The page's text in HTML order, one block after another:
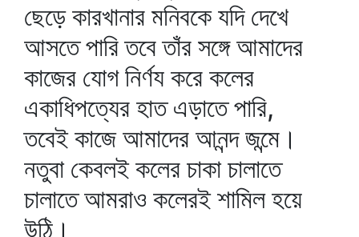
ছেড়ে কারখানার মনিবকে যদি দেখে
আসতে পারি তবে তাঁর সঙ্গে আমাদের
কাজের যোগ নির্ণয করে কলের
একাধিপত্যের হাত এড়াতে পারি,
তবেই কাজে আমাদের আনন্দ জন্মে।
নতুবা কেবলই কলের চাকা চালাতে
চালাতে আমরাও কলেরই শামিল হয়ে
উঠি।